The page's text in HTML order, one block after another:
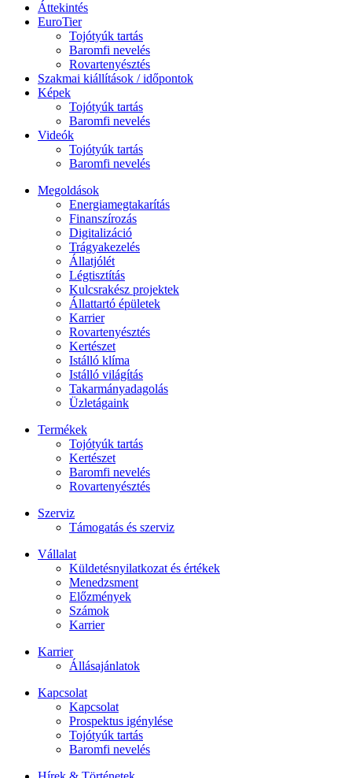
Áttekintés
EuroTier
Tojótyúk tartás
Baromfi nevelés
Rovartenyésztés
Szakmai kiállítások / időpontok
Képek
Tojótyúk tartás
Baromfi nevelés
Videók
Tojótyúk tartás
Baromfi nevelés
Megoldások
Energiamegtakarítás
Finanszírozás
Digitalizáció
Trágyakezelés
Állatjólét
Légtisztítás
Kulcsrakész projektek
Állattartó épületek
Karrier
Rovartenyésztés
Kertészet
Istálló klíma
Istálló világítás
Takarmányadagolás
Üzletágaink
Termékek
Tojótyúk tartás
Kertészet
Baromfi nevelés
Rovartenyésztés
Szerviz
Támogatás és szerviz
Vállalat
Küldetésnyilatkozat és értékek
Menedzsment
Előzmények
Számok
Karrier
Karrier
Állásajánlatok
Kapcsolat
Kapcsolat
Prospektus igénylése
Tojótyúk tartás
Baromfi nevelés